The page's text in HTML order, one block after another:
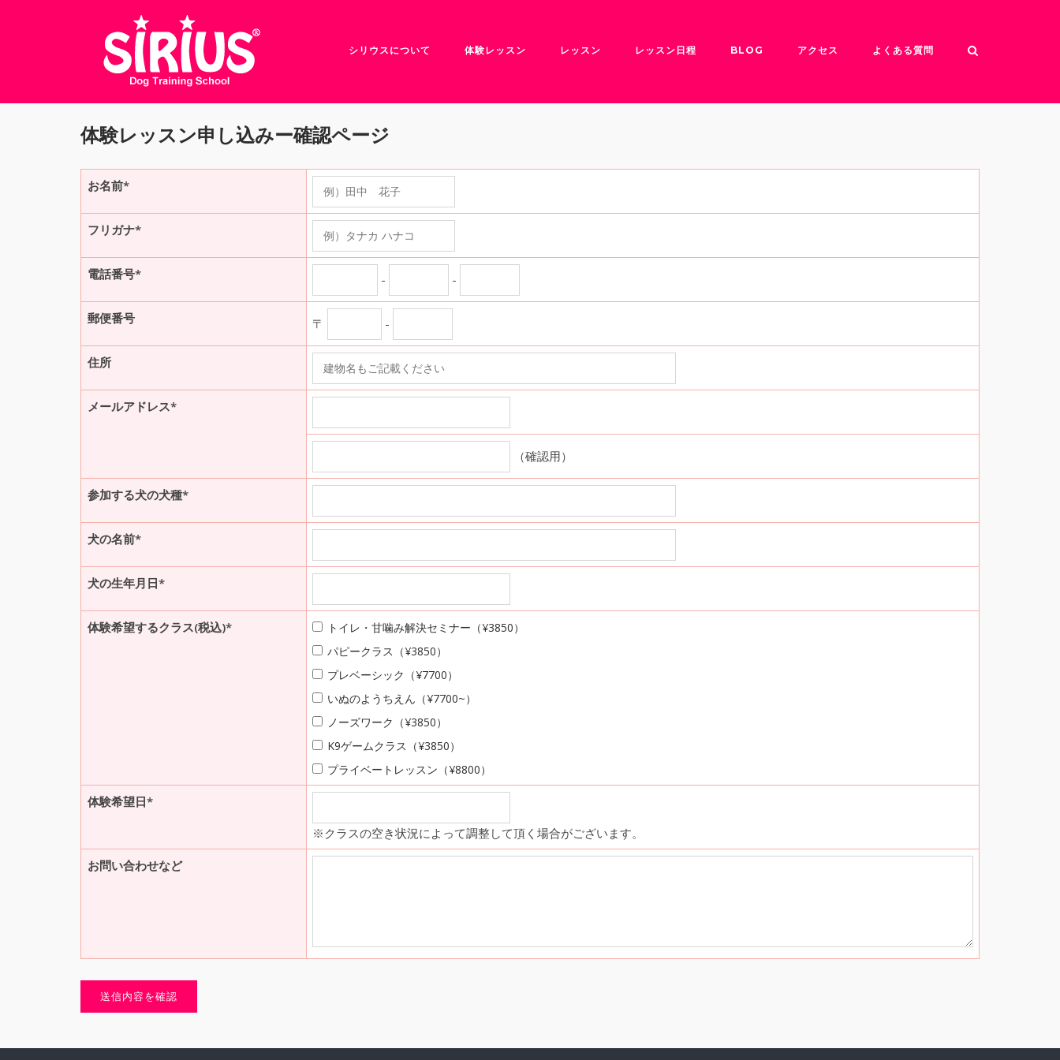
シリウスについて 体験レッスン レッスン レッスン日程 BLOG アクセス よくある質問
体験レッスン申し込みー確認ページ
お名前*
フリガナ*
電話番号* - -
郵便番号 〒 -
住所
メールアドレス*
（確認用）
参加する犬の犬種*
犬の名前*
犬の生年月日*
体験希望するクラス(税込)*
トイレ・甘噛み解決セミナー（¥3850）
パピークラス（¥3850）
プレベーシック（¥7700）
いぬのようちえん（¥7700~）
ノーズワーク（¥3850）
K9ゲームクラス（¥3850）
プライベートレッスン（¥8800）
体験希望日*
※クラスの空き状況によって調整して頂く場合がございます。
お問い合わせなど